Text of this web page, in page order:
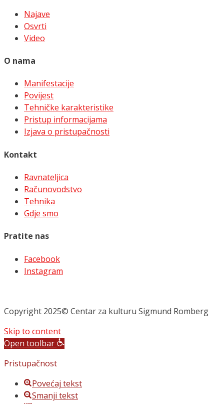
Najave
Osvrti
Video
O nama
Manifestacije
Povijest
Tehničke karakteristike
Pristup informacijama
Izjava o pristupačnosti
Kontakt
Ravnateljica
Računovodstvo
Tehnika
Gdje smo
Pratite nas
Facebook
Instagram
Copyright 2025© Centar za kulturu Sigmund Romberg
Skip to content
Open toolbar
Pristupačnost
Povećaj tekst
Smanji tekst